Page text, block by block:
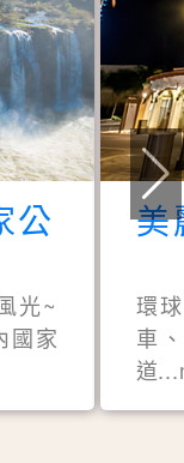
公
光~
國家
美
環
車
道